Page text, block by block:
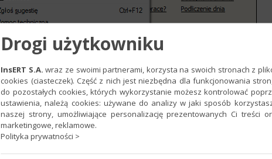
–bądź na bieżąco, zaznaczającTak,chcę z niej korzystać
Drogi użytkowniku
InsERT S.A. wraz ze swoimi partnerami, korzysta na swoich stronach z
cookies (ciasteczek). Część z nich jest niezbędna dla funkcjonowania
do pozostałych cookies, których wykorzystanie możesz kontrolować
ustawienia, należą cookies: używane do analizy w jaki sposób
naszej strony, umożliwiające personalizację prezentowanych Ci treści
marketingowe, reklamowe.
Polityka prywatności >